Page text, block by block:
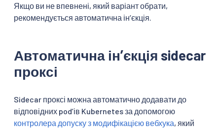
Якщо ви не впевнені, який варіант обрати,
рекомендується автоматична інʼєкція.
Автоматична інʼєкція sidecar
проксі
Sidecar проксі можна автоматично додавати до
відповідних podʼів Kubernetes за допомогою
контролера допуску з модифікацією вебхука, який